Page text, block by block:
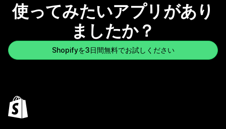
使ってみたいアプリがあり
ましたか？
Shopifyを3日間無料でお試しください